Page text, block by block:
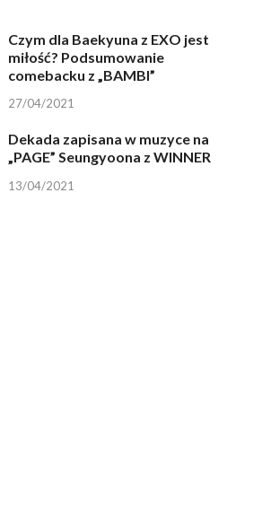
Czym dla Baekyuna z EXO jest
miłość? Podsumowanie
comebacku z „BAMBI”
27/04/2021
Dekada zapisana w muzyce na
„PAGE” Seungyoona z WINNER
13/04/2021